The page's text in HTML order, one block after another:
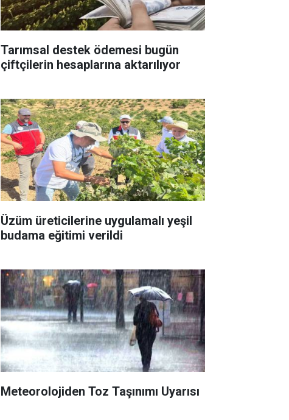
Tarımsal destek ödemesi bugün
çiftçilerin hesaplarına aktarılıyor
Üzüm üreticilerine uygulamalı yeşil
budama eğitimi verildi
Meteorolojiden Toz Taşınımı Uyarısı